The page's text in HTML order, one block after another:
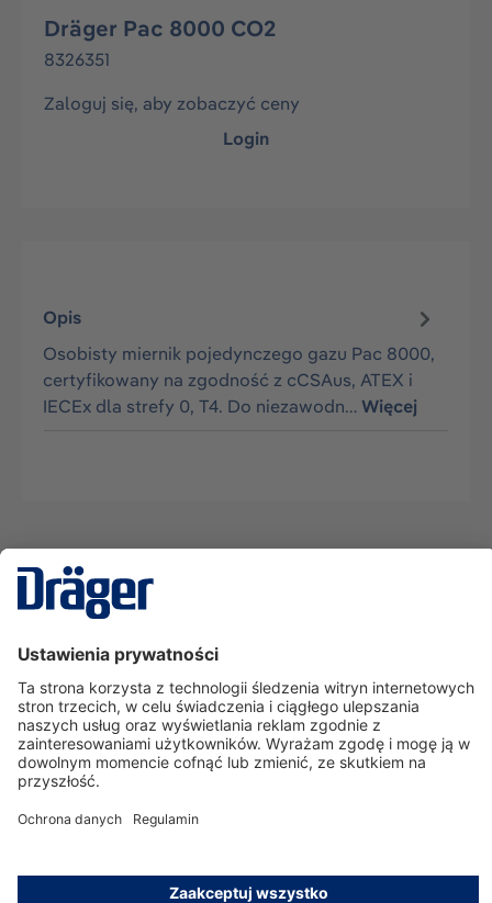
Dräger Pac 8000 CO2
8326351
Zaloguj się, aby zobaczyć ceny
Login
Opis
Osobisty miernik pojedynczego gazu Pac 8000,
certyfikowany na zgodność z cCSAus, ATEX i
IECEx dla strefy 0, T4. Do niezawodn…Więcej
Serwisowa linia hotline
O nas
Korzystanie ze sklepu